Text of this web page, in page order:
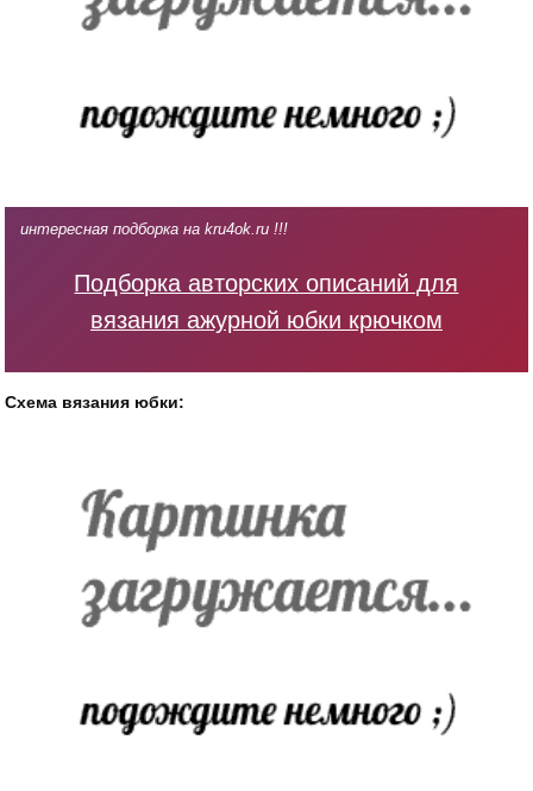
интересная подборка на kru4ok.ru !!!
Подборка авторских описаний для
вязания ажурной юбки крючком
Схема вязания юбки: